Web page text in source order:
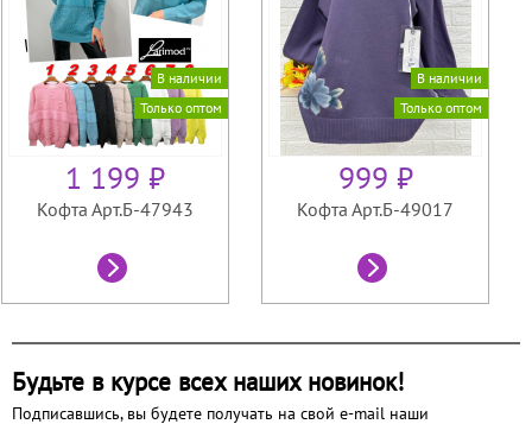
В наличии
Только оптом
1 199 ₽
Кофта Арт.Б-47943
В наличии
Только оптом
999 ₽
Кофта Арт.Б-49017
Будьте в курсе всех наших новинок!
Подписавшись, вы будете получать на свой e-mail наши